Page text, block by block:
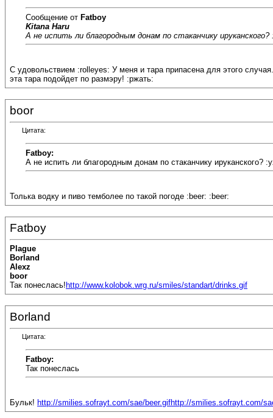
Сообщение от Fatboy
Kitana Haru
А не испить ли благородным донам по стаканчику ируканского?
С удовольствием :rolleyes: У меня и тара припасена для этого
эта тара подойдет по размэру! :ржать:
boor
Цитата:
Fatboy:
А не испить ли благородным донам по стаканчику ируканского?
Толька водку и пиво темболее по такой погоде :beer: :beer:
Fatboy
Plague
Borland
Alexz
boor
Так понеслась! http://www.kolobok.wrg.ru/smiles/standart/drinks.gif
Borland
Цитата:
Fatboy:
Так понеслась
Бульк! http://smilies.sofrayt.com/sae/beer.gifhttp://smilies.sofrayt.com/